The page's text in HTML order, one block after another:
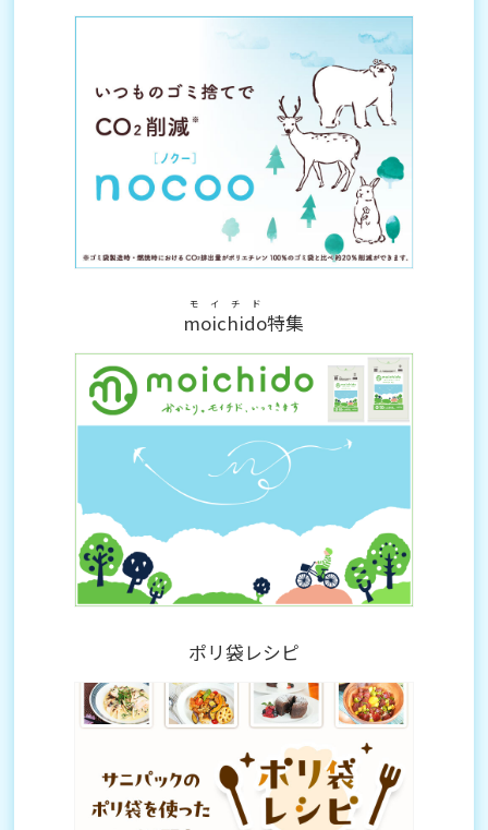
moichido
モイチド
特集
ポリ袋レシピ